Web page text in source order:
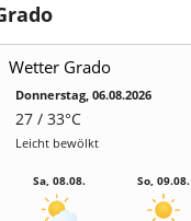
Wetter Grado
Donnerstag, 06.08.2026
27 / 33°C
Leicht bewölkt
Sa, 08.08. So, 09.08.